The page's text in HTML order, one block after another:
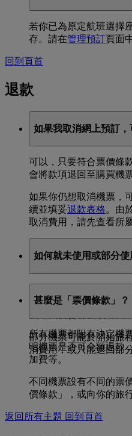
若你已為原定航班選擇
存。請在管理預訂頁面
回到頁首
退款
如果我取消網上預訂，
可以，只要符合票價條
會將款項退回至購買機
如果你仍想取消機票，
續並填妥退款表格。由
取消費用，請先查看所
如何就未使用或部分
如要就未使用的機票申
訂」取消機票，並填妥
款，我們會將款項退回
部分機票可能於開始旅
消費用，或只能退回部
甚麼是「票價條款」？
所有機票都附有決定機
明機票是否可全額退款
加費等。
不同機票設有不同的票
價條款」，或向你的旅
返回所有主題 回到頁首